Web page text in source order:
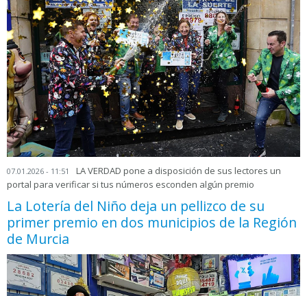
07.01.2026 - 11:51
LA VERDAD pone a disposición de sus lectores un
portal para verificar si tus números esconden algún premio
La Lotería del Niño deja un pellizco de su
primer premio en dos municipios de la Región
de Murcia